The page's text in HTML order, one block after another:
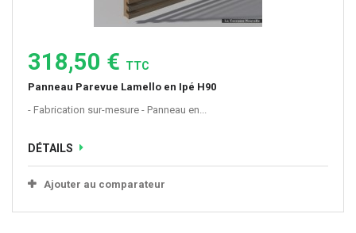
318,50 € TTC
Panneau Parevue Lamello en Ipé H90
- Fabrication sur-mesure - Panneau en...
DÉTAILS
Ajouter au comparateur